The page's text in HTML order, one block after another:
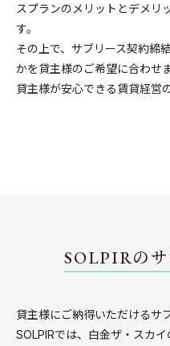
スプランのメリットとデメリ
す。
その上で、サブリース契約締
かを貸主様のご希望に合わせ
貸主様が安心できる賃貸経営
SOLPIRの
貸主様にご納得いただけるサ
SOLPIRでは、 白金ザ・スカ